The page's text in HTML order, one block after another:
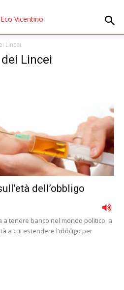
Lincei
Lincei
dell’obbligo
a tenere banco nel mondo politico, a
a cui estendere l’obbligo per